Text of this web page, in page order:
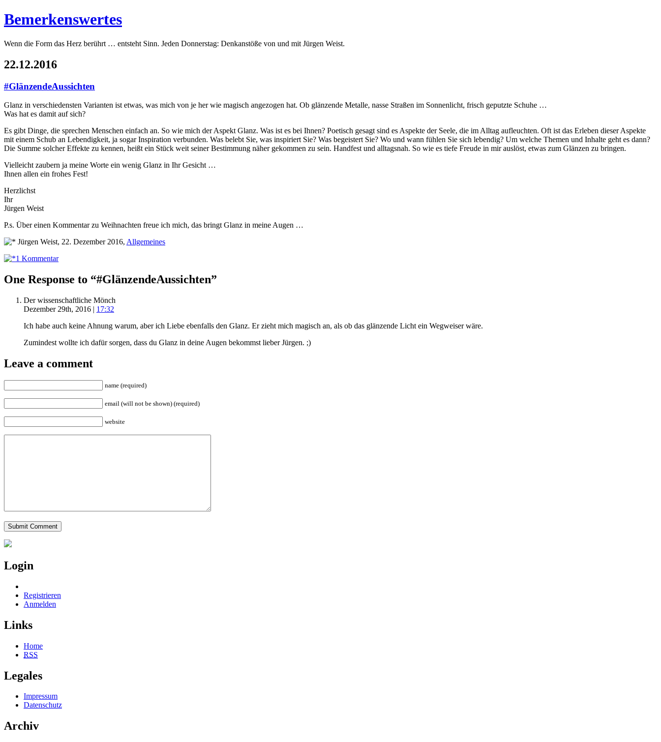
Bemerkenswertes
Wenn die Form das Herz berührt … entsteht Sinn. Jeden Donnerstag: Denkanstöße von und mit Jürgen Weist.
22.12.2016
#GlänzendeAussichten
Glanz in verschiedensten Varianten ist etwas, was mich von je her wie magisch angezogen hat. Ob glänzende Metalle, nasse Straßen im Sonnenlicht, frisch geputzte Schuhe …
Was hat es damit auf sich?
Es gibt Dinge, die sprechen Menschen einfach an. So wie mich der Aspekt Glanz. Was ist es bei Ihnen? Poetisch gesagt sind es Aspekte der Seele, die im Alltag aufleuchten. Oft ist das Erleben dieser Aspekte
mit einem Schub an Lebendigkeit, ja sogar Inspiration verbunden. Was belebt Sie, was inspiriert Sie? Was begeistert Sie? Wo und wann fühlen Sie sich lebendig? Um welche Themen und Inhalte geht es dann?
Die Summe solcher Effekte zu kennen, heißt ein Stück weit seiner Bestimmung näher gekommen zu sein. Handfest und alltagsnah. So wie es tiefe Freude in mir auslöst, etwas zum Glänzen zu bringen.
Vielleicht zaubern ja meine Worte ein wenig Glanz in Ihr Gesicht …
Ihnen allen ein frohes Fest!
Herzlichst
Ihr
Jürgen Weist
P.s. Über einen Kommentar zu Weihnachten freue ich mich, das bringt Glanz in meine Augen …
Jürgen Weist, 22. Dezember 2016, Allgemeines
1 Kommentar
One Response to “#GlänzendeAussichten”
Der wissenschaftliche Mönch
Dezember 29th, 2016 | 17:32
Ich habe auch keine Ahnung warum, aber ich Liebe ebenfalls den Glanz. Er zieht mich magisch an, als ob das glänzende Licht ein Wegweiser wäre.
Zumindest wollte ich dafür sorgen, dass du Glanz in deine Augen bekommst lieber Jürgen. ;)
Leave a comment
name (required)
email (will not be shown) (required)
website
Login
Registrieren
Anmelden
Links
Home
RSS
Legales
Impressum
Datenschutz
Archiv